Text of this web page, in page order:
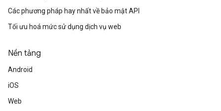
Các phương pháp hay nhất về bảo mật API
Tối ưu hoá mức sử dụng dịch vụ web
Nền tảng
Android
iOS
Web